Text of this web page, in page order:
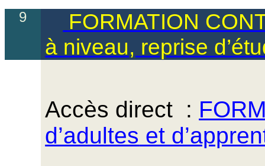
9
FORMATION
à niveau, reprise
Accès direct :
d’adultes et